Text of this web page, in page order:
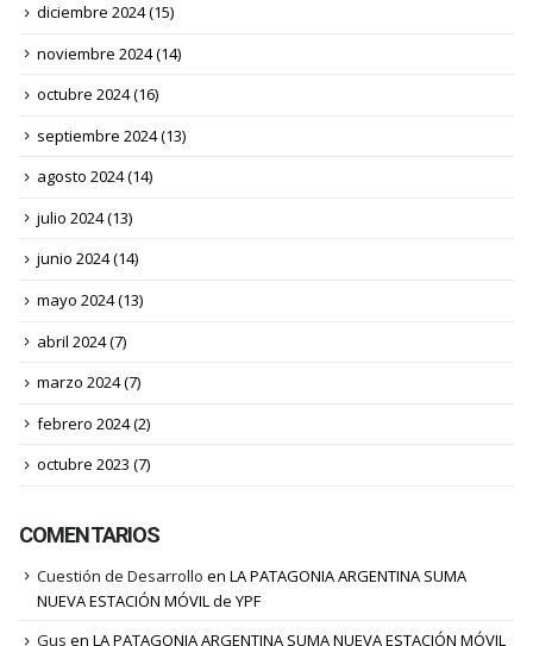
diciembre 2024(15)
noviembre 2024(14)
octubre 2024(16)
septiembre 2024(13)
agosto 2024(14)
julio 2024(13)
junio 2024(14)
mayo 2024(13)
abril 2024(7)
marzo 2024(7)
febrero 2024(2)
octubre 2023 (7)
COMENTARIOS
Cuestión de Desarrollo en LA PATAGONIA ARGENTINA SUMA
NUEVA ESTACIÓN MÓVIL de YPF
Gus en LA PATAGONIA ARGENTINA SUMA NUEVA ESTACIÓN MÓVIL